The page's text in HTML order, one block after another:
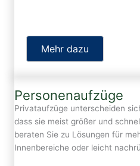
Mehr dazu
Personenaufzüge
Privataufzüge unterscheiden
dass sie meist größer und
beraten Sie zu Lösungen für
Innenbereiche oder leicht